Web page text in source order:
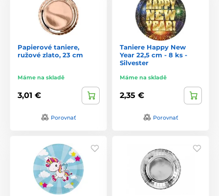
Papierové taniere,
ružové zlato, 23 cm
Máme na skladě
3,01 €
Porovnať
Taniere Happy New
Year 22,5 cm - 8 ks -
Silvester
Máme na skladě
2,35 €
Porovnať